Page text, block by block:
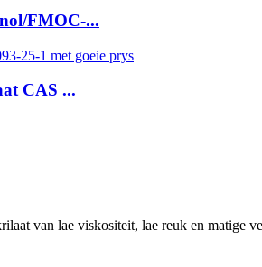
FMOC-...
CAS ...
van lae viskositeit, lae reuk en matige